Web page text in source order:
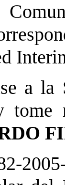
a la